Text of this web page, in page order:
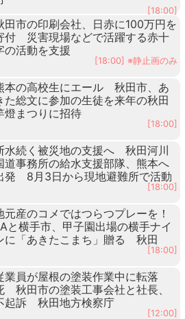
[18:00]
田市の印刷会社、日赤に100万円を
付 災害現場などで活躍する赤十
の活動を支援
[18:00] ※静止画のみ
本の高校生にエール 秋田市、あ
た総文に参加の生徒を来年の秋田
燈まつりに招待
[18:00]
水続く被災地の支援へ 秋田河川
道事務所の給水支援部隊、熊本へ
発 8月3日から現地避難所で活動
[18:00]
元産のコメではつらつプレーを！
と横手市、甲子園出場の横手ナイ
に「あきたこまち」贈る 秋田
[18:00]
業員が屋根の塗装作業中に転落
秋田市の塗装工事会社と社長、
起訴 秋田地方検察庁
[12:00]